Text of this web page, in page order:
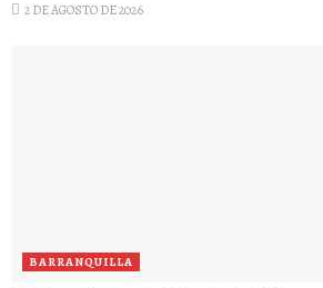
2 DE AGOSTO DE 2026
BARRANQUILLA